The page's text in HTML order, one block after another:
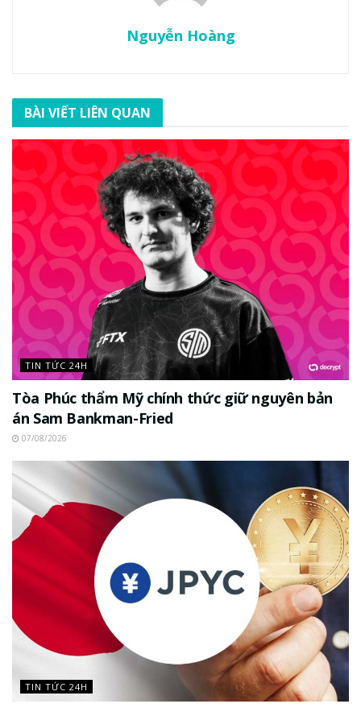
Nguyễn Hoàng
BÀI VIẾT LIÊN QUAN
TIN TỨC 24H
Tòa Phúc thẩm Mỹ chính thức giữ nguyên bản
án Sam Bankman-Fried
07/08/2026
TIN TỨC 24H